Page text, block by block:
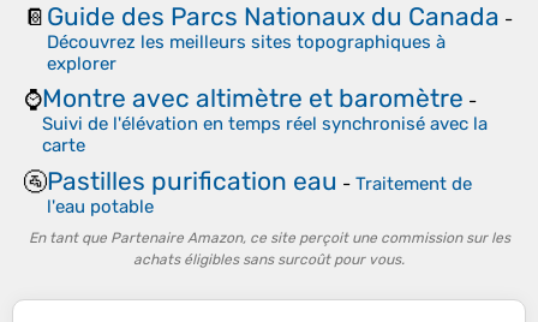
📔 Guide des Parcs Nationaux du Canada -
Découvrez les meilleurs sites topographiques à
explorer
⌚Montre avec altimètre et baromètre -
Suivi de l'élévation en temps réel synchronisé avec la
carte
🚰Pastilles purification eau - Traitement de
l'eau potable
En tant que Partenaire Amazon, ce site perçoit une commission sur les
achats éligibles sans surcoût pour vous.